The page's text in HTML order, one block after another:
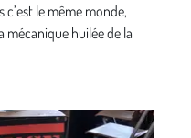
c’est le même monde,
mécanique huilée de la